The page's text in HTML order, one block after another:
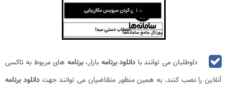
داوطلبان می توانند با دانلود برنامه بازار،برنامه های مربوط به تاکسی
آنلاین را نصب کنند. به همین منظور متقاضیان می توانند جهتدانلود برنامه